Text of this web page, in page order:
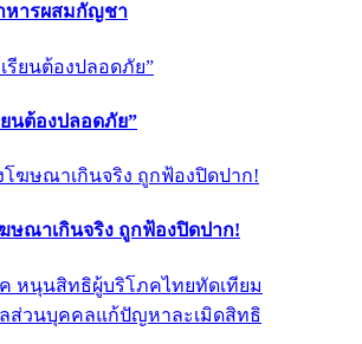
หารผสมกัญชา
นต้องปลอดภัย”
ษณาเกินจริง ถูกฟ้องปิดปาก!